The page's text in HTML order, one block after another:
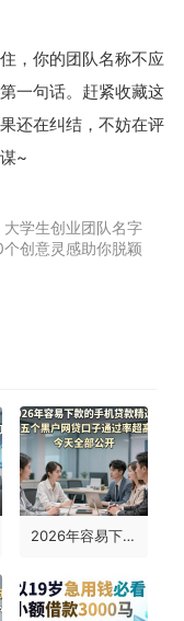
，你的团队名称不应
一句话。赶紧收藏这
还在纠结，不妨在评
~
大学生创业团队名字
创意灵感助你脱颖
2026年容易下款的手机贷款精选！这五个黑户网贷口子通过率超高，今天全部公开！